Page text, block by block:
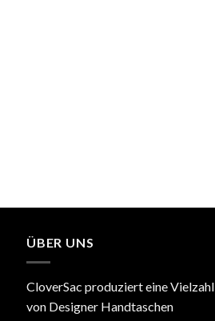
ÜBER UNS
CloverSac produziert eine Vielzahl
von Designer Handtaschen